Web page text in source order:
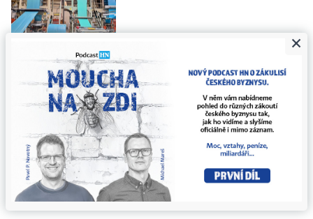
Kaufland recykluje transportní obaly. Z použité
obalové fólie se stane nový materiál
2 minuty čtení
×